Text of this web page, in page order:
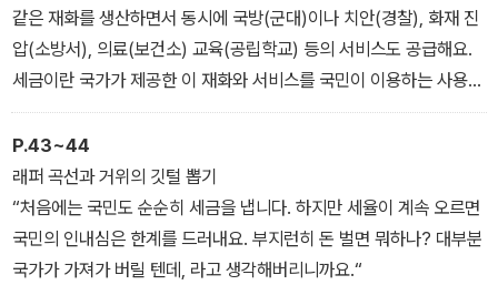
리(세금 징수업자)들은 백성들에게 공포와 증오와 경멸의 대상이었
어요.
백성들이 무거운 세금을 견디다 못해 반란이나 민란을 일으킬 때면,
세금 징수업자들은 시위대의 척살 1호 대상이었어요. 서기 88년, 로
마의 속주(지배지)였던 터키에서 반란이 발생했을 때, 군중들은 하루
만에 세금 징수업자 8만 명을 살해했어요. 18세기, 프랑스에서 시민
혁명이 발생했을 때도 많은 징수업자가 목숨을 잃었어요. 근대 화학
의 아버지라 불리는 위대한 과학자 라부아지에도 한때 징수업자라는
이유로 단두대에서 처형을 당했어요
같은 재화를 생산하면서 동시에 국방(군대)이나 치안(경찰), 화재 진
압(소방서), 의료(보건소) 교육(공립학교) 등의 서비스도 공급해요.
세금이란 국가가 제공한 이 재화와 서비스를 국민이 이용하는 사용료
이자 비용이에요. 세상에 공짜란 없는 법이에요.
그런데 국가가 제공하는 재화와 서비스는 기묘한 특징이 있어요. 돈
이 없으면 우리는 마트에서 물건을 살 수 없고 버스를 탈 수 없어요.
하지만 세금 미납자 집에 불이 났을 때, 소방서에서 ‘당신들은 이번 달
세금을 안 냈더군요. 미안하지만 출동 안 합니다’라고 말하지는 않아
요. 세금이 좀 밀려도 우리는 근린공원을 산책할 수 있고, 시립도서관
P.43~44
래퍼 곡선과 거위의 깃털 뽑기
“처음에는 국민도 순순히 세금을 냅니다. 하지만 세율이 계속 오르면
국민의 인내심은 한계를 드러내요. 부지런히 돈 벌면 뭐하나? 대부분
국가가 가져가 버릴 텐데, 라고 생각해버리니까요.“